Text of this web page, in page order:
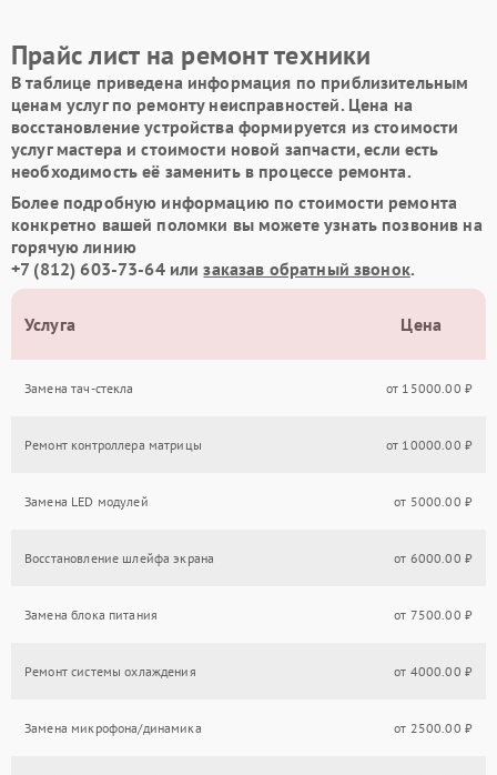
Прайс лист на ремонт техники
В таблице приведена информация по приблизительным
ценам услуг по ремонту неисправностей. Цена на
восстановление устройства формируется из стоимости
услуг мастера и стоимости новой запчасти, если есть
необходимость её заменить в процессе ремонта.
Более подробную информацию по стоимости ремонта
конкретно вашей поломки вы можете узнать позвонив на
горячую линию
+7 (812) 603-73-64илизаказав обратный звонок.
Услуга Цена
Замена тач-стекла от 15000.00 ₽
Ремонт контроллера матрицы от 10000.00 ₽
Замена LED модулей от 5000.00 ₽
Восстановление шлейфа экрана от 6000.00 ₽
Замена блока питания от 7500.00 ₽
Ремонт системы охлаждения от 4000.00 ₽
Замена микрофона/динамика от 2500.00 ₽